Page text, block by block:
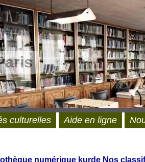
numérique kurde Nos
culturelles Aide en ligne